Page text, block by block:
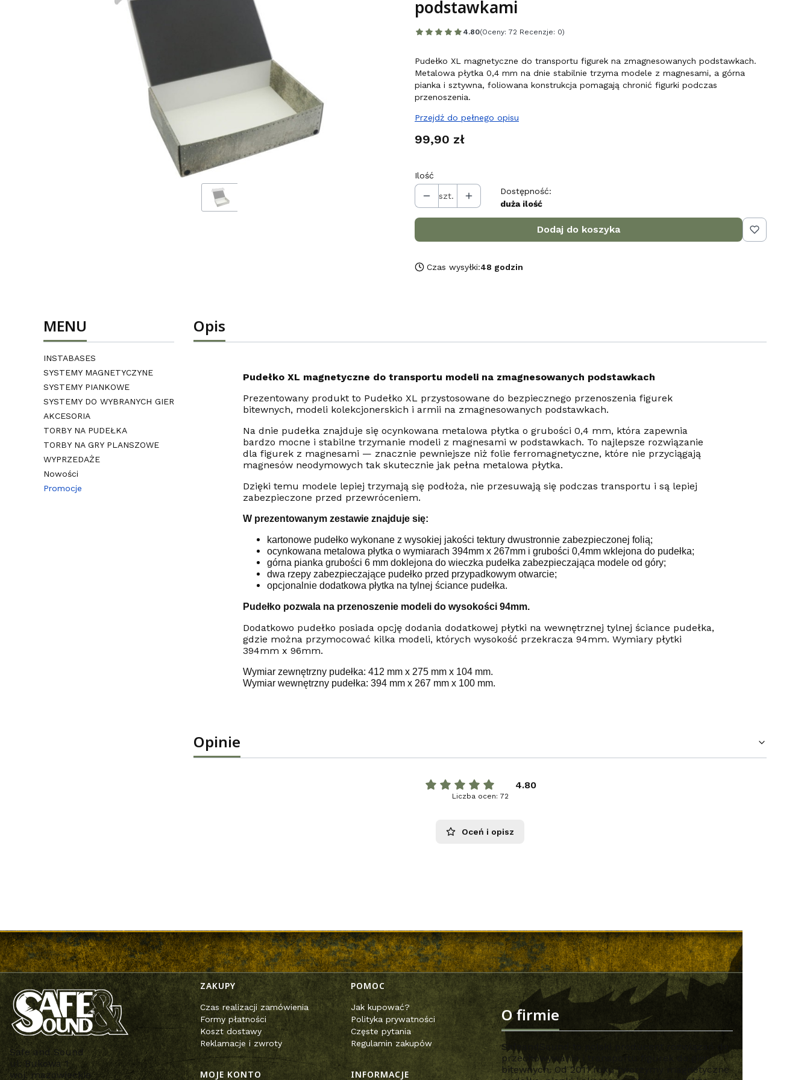
podstawkami
4.80(Oceny: 72 Recenzje: 0)
Pudełko XL magnetyczne do transportu figurek na zmagnesowanych podstawkach.
Metalowa płytka 0,4 mm na dnie stabilnie trzyma modele z magnesami, a górna
pianka i sztywna, foliowana konstrukcja pomagają chronić figurki podczas
przenoszenia.
Przejdź do pełnego opisu
Cena
99,90 zł
Ilość
szt.
Dostępność:
duża ilość
Dodaj do koszyka
Czas wysyłki:48 godzin
MENU
INSTABASES
SYSTEMY MAGNETYCZYNE
SYSTEMY PIANKOWE
SYSTEMY DO WYBRANYCH GIER
AKCESORIA
TORBY NA PUDEŁKA
TORBY NA GRY PLANSZOWE
WYPRZEDAŻE
Nowości
Promocje
Opis
Pudełko XL magnetyczne do transportu modeli na zmagnesowanych podstawkach
Prezentowany produkt to Pudełko XL przystosowane do bezpiecznego przenoszenia figurek
bitewnych, modeli kolekcjonerskich i armii na zmagnesowanych podstawkach.
Na dnie pudełka znajduje się ocynkowana metalowa płytka o grubości 0,4 mm, która zapewnia
bardzo mocne i stabilne trzymanie modeli z magnesami w podstawkach. To najlepsze rozwiązanie
dla figurek z magnesami — znacznie pewniejsze niż folie ferromagnetyczne, które nie przyciągają
magnesów neodymowych tak skutecznie jak pełna metalowa płytka.
Dzięki temu modele lepiej trzymają się podłoża, nie przesuwają się podczas transportu i są lepiej
zabezpieczone przed przewróceniem.
W prezentowanym zestawie znajduje się:
kartonowe pudełko wykonane z wysokiej jakości tektury dwustronnie zabezpieczonej folią;
ocynkowana metalowa płytka o wymiarach 394mm x 267mm i grubości 0,4mm wklejona do pudełka;
górna pianka grubości 6 mm doklejona do wieczka pudełka zabezpieczająca modele od góry;
dwa rzepy zabezpieczające pudełko przed przypadkowym otwarcie;
opcjonalnie dodatkowa płytka na tylnej ściance pudełka.
Pudełko pozwala na przenoszenie modeli do wysokości 94mm.
Dodatkowo pudełko posiada opcję dodania dodatkowej płytki na wewnętrznej tylnej ściance pudełka,
gdzie można przymocować kilka modeli, których wysokość przekracza 94mm. Wymiary płytki
394mm x 96mm.
Wymiar zewnętrzny pudełka: 412 mm x 275 mm x 104 mm.
Wymiar wewnętrzny pudełka: 394 mm x 267 mm x 100 mm.
Opinie
4.80
Liczba ocen: 72
Oceń i opisz
Safe and Sound
ul. Bukowa 1
woj. mazowieckie
Linki w stopce
ZAKUPY
Czas realizacji zamówienia
Formy płatności
Koszt dostawy
Reklamacje i zwroty
POMOC
Jak kupować?
Polityka prywatności
Częste pytania
Regulamin zakupów
MOJE KONTO INFORMACJE
O firmie
SafeandSound to polski producent rozwiązań do
przechowywania i transportu figurek do gier
bitewnych. Od 2011 roku tworzymy magnetyczne